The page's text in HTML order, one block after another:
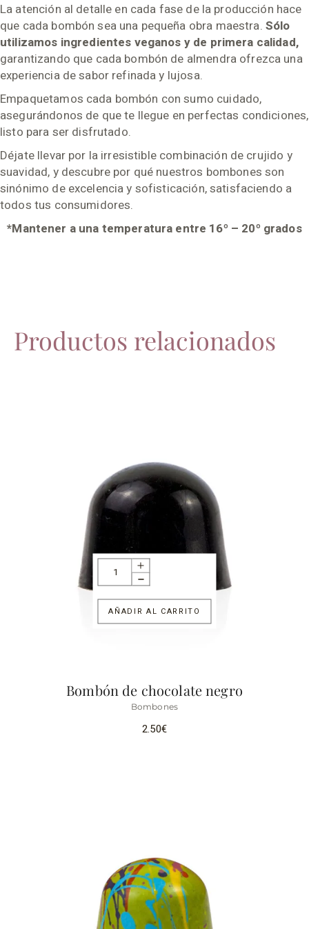
La atención al detalle en cada fase de la producción hace
que cada bombón sea una pequeña obra maestra. Sólo
utilizamos ingredientes veganos y de primera calidad,
garantizando que cada bombón de almendra ofrezca una
experiencia de sabor refinada y lujosa.
Empaquetamos cada bombón con sumo cuidado,
asegurándonos de que te llegue en perfectas condiciones,
listo para ser disfrutado.
Déjate llevar por la irresistible combinación de crujido y
suavidad, y descubre por qué nuestros bombones son
sinónimo de excelencia y sofisticación, satisfaciendo a
todos tus consumidores.
*Mantener a una temperatura entre 16º – 20º grados
Productos relacionados
AÑADIR AL CARRITO
Bombón de chocolate negro
Bombones
2.50€